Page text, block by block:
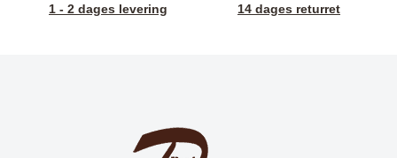
1 - 2 dages levering 14 dages returret